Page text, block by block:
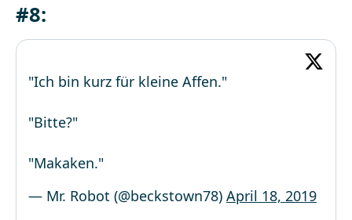
#8:
"Ich bin kurz für kleine Affen."
"Bitte?"
"Makaken."
— Mr. Robot (@beckstown78) April 18, 2019